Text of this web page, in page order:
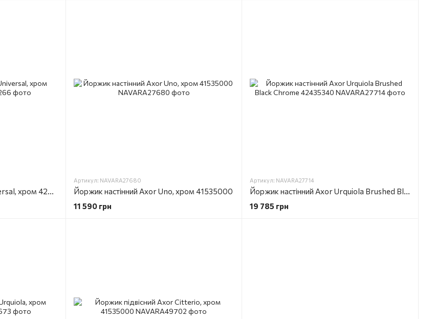
Йоржик настінний Axor Universal, хром 42835000
Артикул: NAVARA27680
Йоржик настінний Axor Uno, хром 41535000
11 590 грн
Артикул: NAVARA27714
Йоржик настінний Axor Urquiola Brushed Black Chrome 42435340
19 785 грн